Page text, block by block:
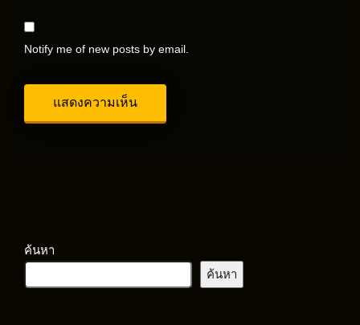
Notify me of new posts by email.
ค้นหา
ค้นหา